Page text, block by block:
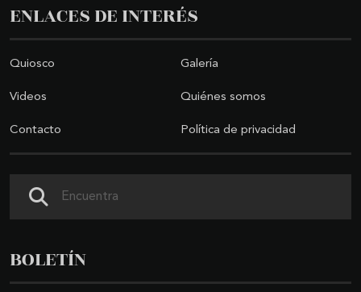
ENLACES DE INTERÉS
Quiosco Galería
Videos Quiénes somos
Contacto Política de privacidad
BOLETÍN